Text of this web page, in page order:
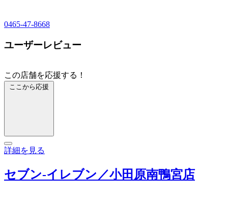
0465-47-8668
ユーザーレビュー
この店舗を応援する！
ここから応援
詳細を見る
セブン‐イレブン／小田原南鴨宮店